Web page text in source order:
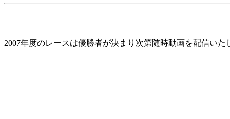
2007年度のレースは優勝者が決まり次第随時動画を配信いた